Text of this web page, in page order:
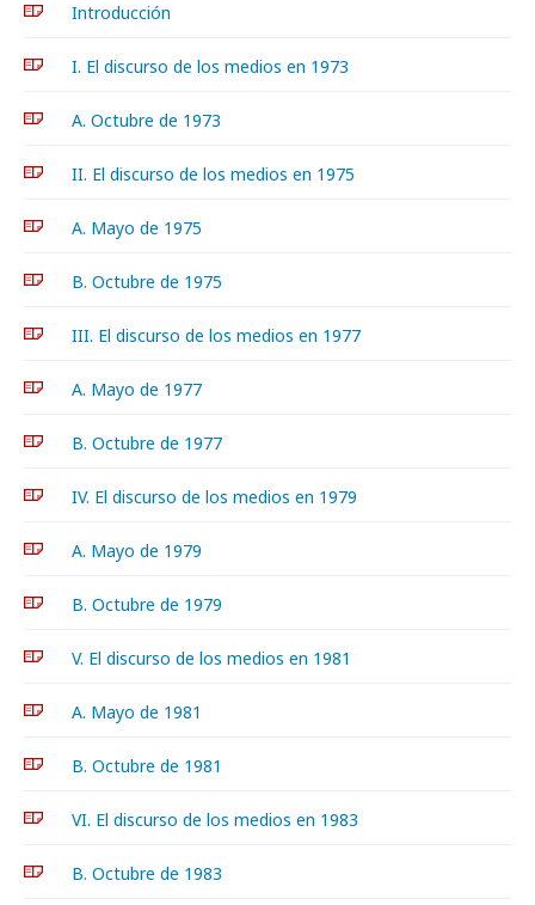
Introducción
I. El discurso de los medios en 1973
A. Octubre de 1973
II. El discurso de los medios en 1975
A. Mayo de 1975
B. Octubre de 1975
III. El discurso de los medios en 1977
A. Mayo de 1977
B. Octubre de 1977
IV. El discurso de los medios en 1979
A. Mayo de 1979
B. Octubre de 1979
V. El discurso de los medios en 1981
A. Mayo de 1981
B. Octubre de 1981
VI. El discurso de los medios en 1983
B. Octubre de 1983